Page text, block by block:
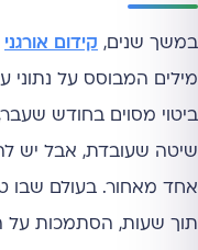
במשך שנים, קידום אורגני
מילים המבוסס על נתוני
ביטוי מסוים בחודש
שיטה שעובדת, אבל יש
אחד מאחור. בעולם שבו
תוך שעות, הסתמכות על